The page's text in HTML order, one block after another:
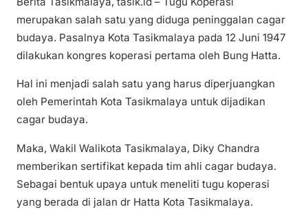
merupakan salah satu yang diduga peninggalan cagar
budaya. Pasalnya Kota Tasikmalaya pada 12 Juni 1947
dilakukan kongres koperasi pertama oleh Bung Hatta.
Hal ini menjadi salah satu yang harus diperjuangkan
oleh Pemerintah Kota Tasikmalaya untuk dijadikan
cagar budaya.
Maka, Wakil Walikota Tasikmalaya, Diky Chandra
memberikan sertifikat kepada tim ahli cagar budaya.
Sebagai bentuk upaya untuk meneliti tugu koperasi
yang berada di jalan dr Hatta Kota Tasikmalaya.